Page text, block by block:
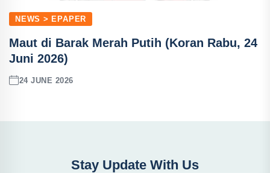
NEWS > EPAPER
Maut di Barak Merah Putih (Koran Rabu, 24
Juni 2026)
24 JUNE 2026
Stay Update With Us